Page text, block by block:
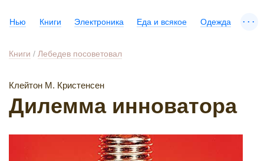
Нью Книги Электроника Еда и всякое Одежда ...
Книги / Лебедев посоветовал
Клейтон М. Кристенсен
Дилемма инноватора